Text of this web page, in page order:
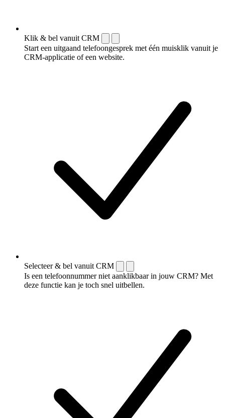
Klik & bel vanuit CRM
Start een uitgaand telefoongesprek met één muisklik vanuit je
CRM-applicatie of een website.
Selecteer & bel vanuit CRM
Is een telefoonnummer niet aanklikbaar in jouw CRM? Met
deze functie kan je toch snel uitbellen.